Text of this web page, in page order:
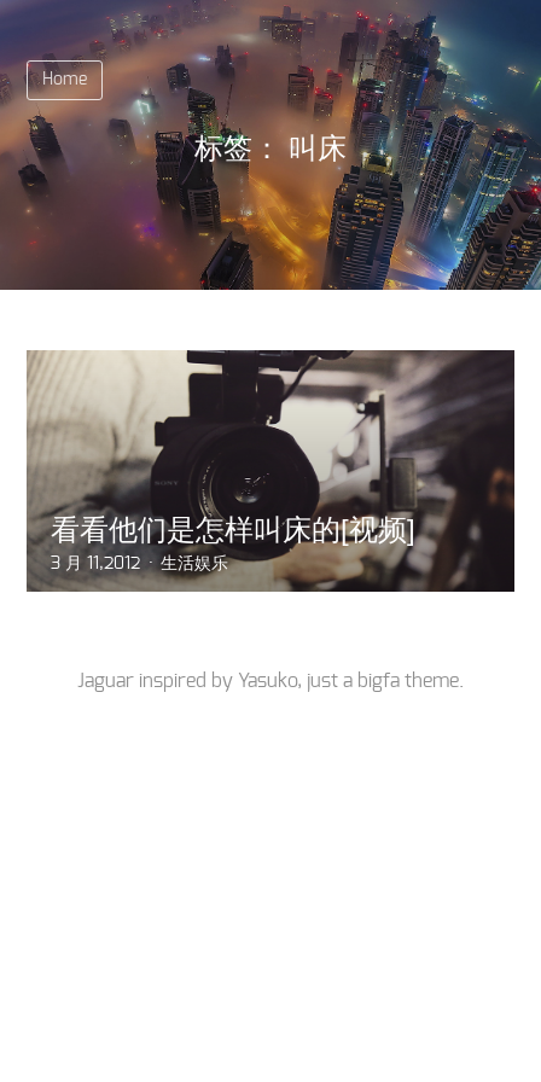
Home
标签：叫床
看看他们是怎样叫床的[视频]
3 月 11,2012 生活娱乐
Jaguar inspired by Yasuko, just a bigfa theme.